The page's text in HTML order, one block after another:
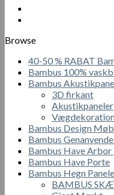
Browse
40-50 % RABAT
Bambus 100%
Bambus
3D firkant
Akustikpaneler
Bambus Design
Bambus
Bambus Have Arbor
Bambus Have Porte
Bambus Hegn
BAMBUS